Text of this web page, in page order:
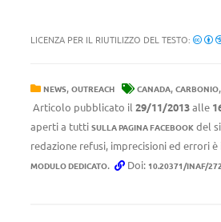
LICENZA PER IL RIUTILIZZO DEL TESTO:
NEWS, OUTREACH CANADA, CARBONIO,
Articolo pubblicato il 29/11/2013alle
aperti a tutti SULLA PAGINA FACEBOOK del
redazione refusi, imprecisioni ed errori
MODULO DEDICATO. Doi: 10.20371/INAF/